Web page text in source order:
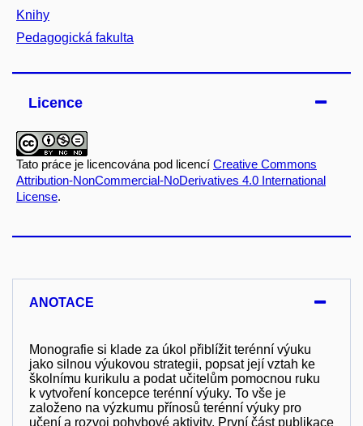
Knihy
Pedagogická fakulta
Licence
Tato práce je licencována pod licencí Creative Commons
Attribution-NonCommercial-NoDerivatives 4.0 International
License.
ANOTACE
Monografie si klade za úkol přiblížit terénní výuku
jako silnou výukovou strategii, popsat její vztah ke
školnímu kurikulu a podat učitelům pomocnou ruku
k vytvoření koncepce terénní výuky. To vše je
založeno na výzkumu přínosů terénní výuky pro
učení a rozvoj pohybové aktivity. První část publikace